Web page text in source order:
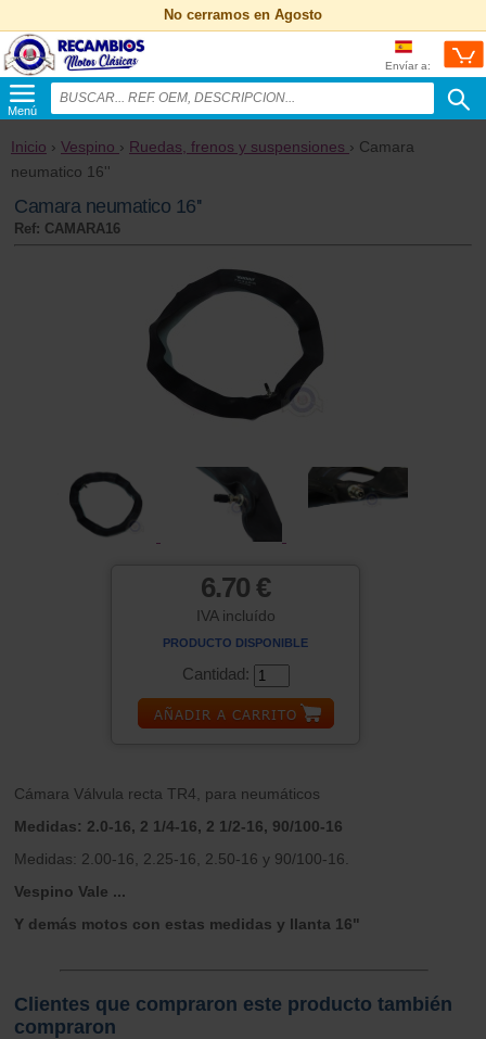
No cerramos en Agosto
Envíar a:
Menú
Inicio › Vespino › Ruedas, frenos y suspensiones › Camara
neumatico 16''
Camara neumatico 16''
Ref: CAMARA16
6.70 €
IVA incluído
PRODUCTO DISPONIBLE
Cantidad:
Cámara Válvula recta TR4, para neumáticos
Medidas: 2.0-16, 2 1/4-16, 2 1/2-16, 90/100-16
Medidas: 2.00-16, 2.25-16, 2.50-16 y 90/100-16.
Vespino Vale ...
Y demás motos con estas medidas y llanta 16"
Clientes que compraron este producto también
compraron